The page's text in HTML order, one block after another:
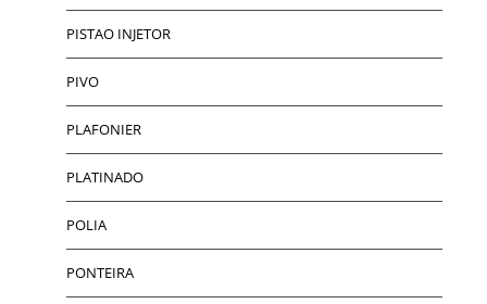
PISTAO INJETOR
PIVO
PLAFONIER
PLATINADO
POLIA
PONTEIRA